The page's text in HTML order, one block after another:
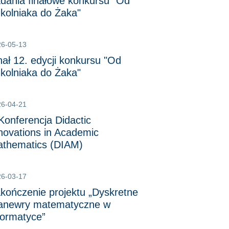
do Żaka"
05-13
12. edycji konkursu "Od
do Żaka"
04-21
Didactic
in Academic
(DIAM)
03-17
projektu „Dyskretne
matematyczne w